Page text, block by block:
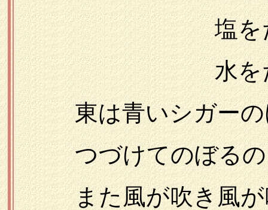
塩をたくさ
水をたくさ
東は青いシガーの
つづけてのぼるの
また風が吹き風が